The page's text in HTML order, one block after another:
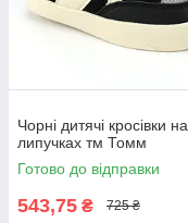
Чорні дитячі кросівки на
липучках тм Томм
Готово до відправки
543,75 ₴ 725 ₴